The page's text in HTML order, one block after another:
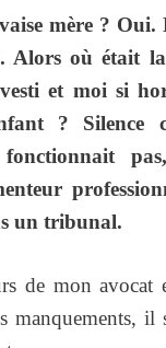
mère ?
Alors où était la
et moi si
? Silence
fonctionnait
un tribunal.
de mon avocat
manquements, il